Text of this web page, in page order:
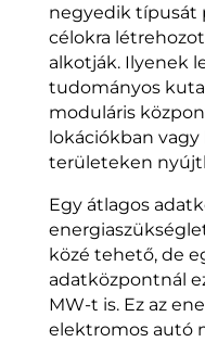
negyedik típusát
célokra
alkotják. Ilyenek
tudományos
moduláris
lokációkban
területeken
Egy átlagos
közé tehető, de
adatközpontnál
MW-t is. Ez az
elektromos autó